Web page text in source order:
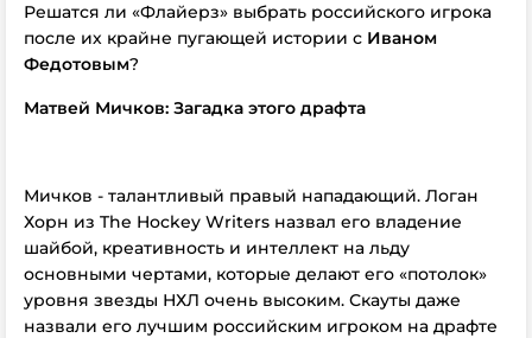
Решатся ли «Флайерз» выбрать российского игрока
после их крайне пугающей истории с Иваном
Федотовым?
Матвей Мичков: Загадка этого драфта
Мичков - талантливый правый нападающий. Логан
Хорн из The Hockey Writers назвал его владение
шайбой, креативность и интеллект на льду
основными чертами, которые делают его «потолок»
уровня звезды НХЛ очень высоким. Скауты даже
назвали его лучшим российским игроком на драфте